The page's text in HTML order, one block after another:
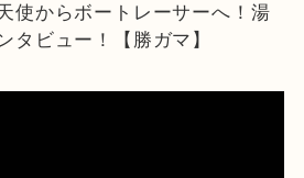
使からボートレーサーへ！湯
タビュー！【勝ガマ】